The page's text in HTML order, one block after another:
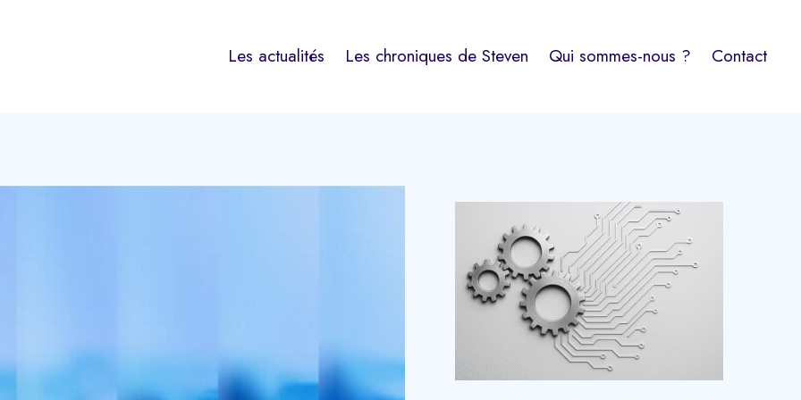
Les actualités Les chroniques de Steven Qui sommes-nous ? Contact